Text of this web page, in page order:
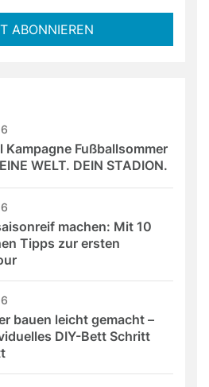
ABONNIEREN
Kampagne Fußballsommer
WELT. DEIN STADION.
machen: Mit 10
Tipps zur ersten
bauen leicht gemacht –
DIY-Bett Schritt